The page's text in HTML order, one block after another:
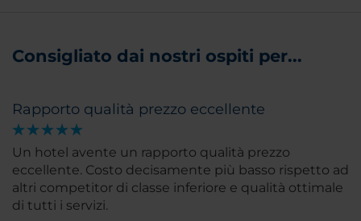
Consigliato dai nostri ospiti per...
Rapporto qualità prezzo eccellente
Un hotel avente un rapporto qualità prezzo
eccellente. Costo decisamente più basso rispetto ad
altri competitor di classe inferiore e qualità ottimale
di tutti i servizi.